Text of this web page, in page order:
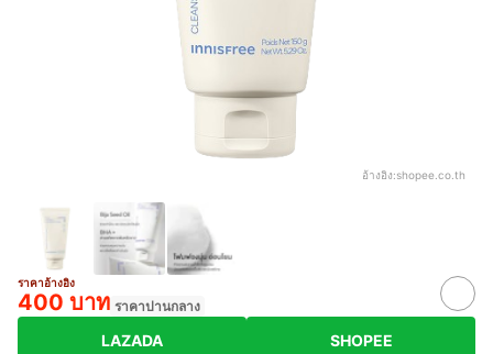
อ้างอิง:shopee.co.th
ราคาอ้างอิง
400 บาท ราคาปานกลาง
LAZADA SHOPEE